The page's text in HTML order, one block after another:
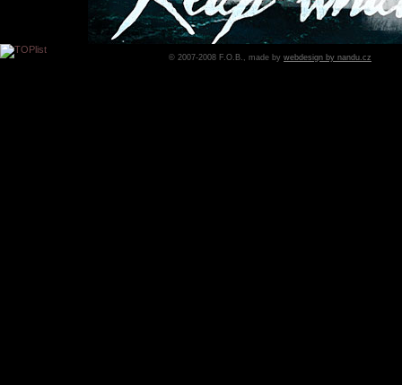
© 2007-2008 F.O.B., made by webdesign by nandu.cz